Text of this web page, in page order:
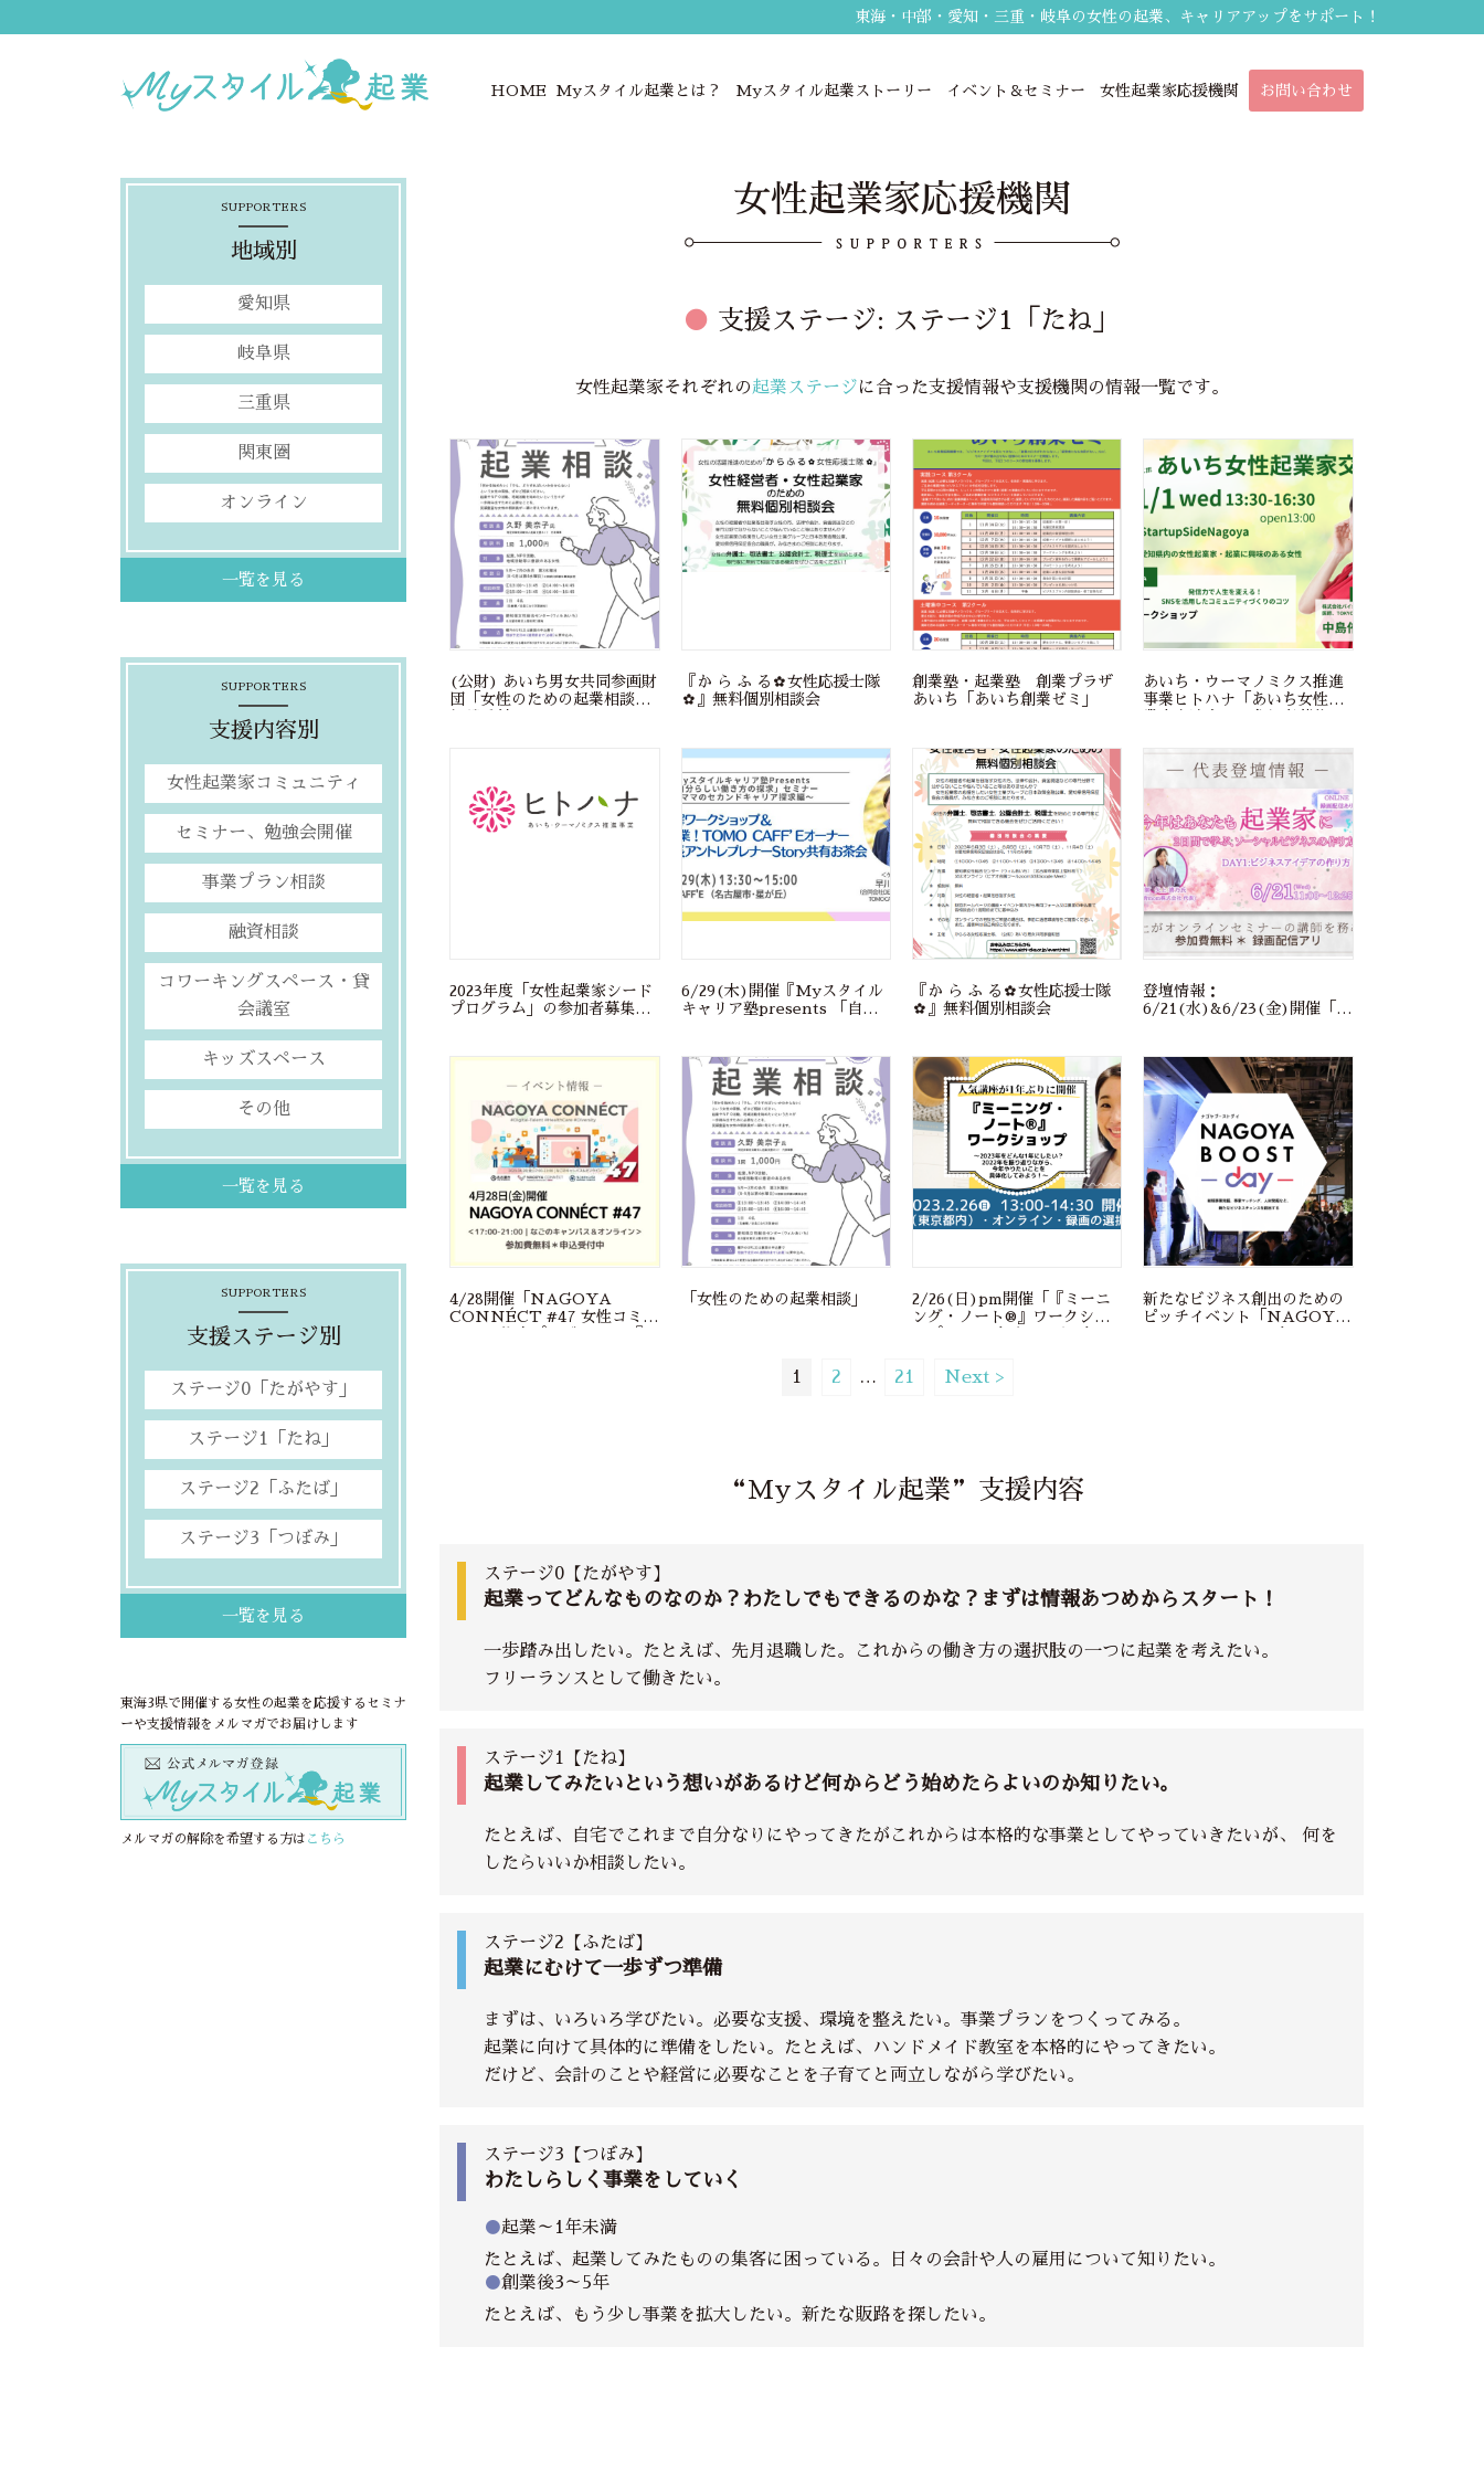
東海・中部・愛知・三重・岐阜の女性の起業、キャリアアップをサポート！
HOME Myスタイル起業とは？ Myスタイル起業ストーリー イベント＆セミナー 女性起業家応援機関 お問い合わせ
女性起業家応援機関
● 支援ステージ: ステージ1「たね」
女性起業家それぞれの起業ステージに合った支援情報や支援機関の情報一覧です。
(公財) あいち男女共同参画財
団「女性のための起業相談」
『か ら ふ る✿女性応援士隊
✿』無料個別相談会
創業塾・起業塾 創業プラザ
あいち「あいち創業ゼミ」
あいち・ウーマノミクス推進
事業ヒトハナ「あいち女性起
2023年度「女性起業家シード
プログラム」の参加者募集開
6/29(木)開催『Myスタイル
キャリア塾presents 「自分
ア探求編〜 自己理解ワークシ
ョップ＆50歳起業！TOMO
CAFF’Eオーナー早川社長
アントレプレナーStory共有
お茶会』 ※会場＆オンライ
ン開催！
『か ら ふ る✿女性応援士隊
✿』無料個別相談会
登壇情報：
6/21(水)&6/23(金)開催「今
作り方」に代表 矢上が登壇し
ます
4/28開催「NAGOYA
CONNÉCT #47 女性コミュ
「女性のための起業相談」
2/26(日)pm開催「『ミーニ
ング・ノート®︎』ワークショ
がら、今年やりたいことを具
体化してみよう！～」【会場
新たなビジネス創出のための
ピッチイベント「NAGOYA
1 2 … 21 Next >
“Myスタイル起業”支援内容
ステージ0【たがやす】
起業ってどんなものなのか？わたしでもできるのかな？まずは情報あつめからスタート！
一歩踏み出したい。たとえば、先月退職した。これからの働き方の選択肢の一つに起業を考えたい。
フリーランスとして働きたい。
ステージ1【たね】
起業してみたいという想いがあるけど何からどう始めたらよいのか知りたい。
たとえば、自宅でこれまで自分なりにやってきたがこれからは本格的な事業としてやっていきたいが、 何を
したらいいか相談したい。
ステージ2【ふたば】
起業にむけて一歩ずつ準備
まずは、いろいろ学びたい。必要な支援、環境を整えたい。事業プランをつくってみる。
起業に向けて具体的に準備をしたい。たとえば、ハンドメイド教室を本格的にやってきたい。
だけど、会計のことや経営に必要なことを子育てと両立しながら学びたい。
ステージ3【つぼみ】
わたしらしく事業をしていく
●起業～1年未満
たとえば、起業してみたものの集客に困っている。日々の会計や人の雇用について知りたい。
●創業後3～5年
たとえば、もう少し事業を拡大したい。新たな販路を探したい。
SUPPORTERS
地域別
愛知県
岐阜県
三重県
関東圏
オンライン
一覧を見る
SUPPORTERS
支援内容別
女性起業家コミュニティ
セミナー、勉強会開催
事業プラン相談
融資相談
コワーキングスペース・貸
会議室
キッズスペース
その他
一覧を見る
SUPPORTERS
支援ステージ別
ステージ0「たがやす」
ステージ1「たね」
ステージ2「ふたば」
ステージ3「つぼみ」
一覧を見る
東海3県で開催する女性の起業を応援するセミナ
ーや支援情報をメルマガでお届けします
メルマガの解除を希望する方は こちら